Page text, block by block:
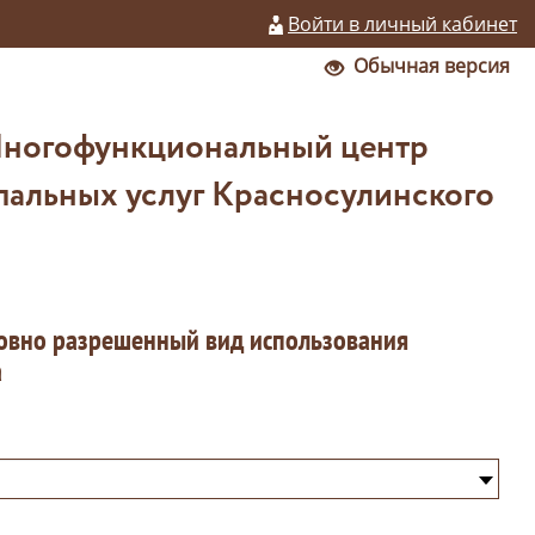
Войти в личный кабинет
Обычная версия
центр
услуг Красносулинского
разрешенный вид использования